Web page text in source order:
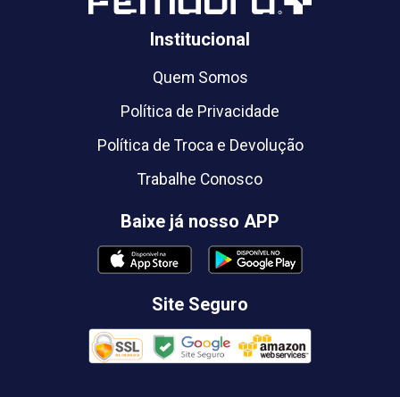
Institucional
Quem Somos
Política de Privacidade
Política de Troca e Devolução
Trabalhe Conosco
Baixe já nosso APP
Site Seguro